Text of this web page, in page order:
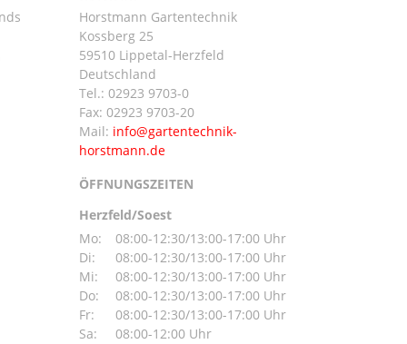
Horstmann Gartentechnik
Kossberg 25
59510 Lippetal-Herzfeld
Deutschland
Tel.: 02923 9703-0
Fax: 02923 9703-20
Mail:
ÖFFNUNGSZEITEN
Herzfeld/Soest
Mo:
08:00-12:30/13:00-17:00 Uhr
Di:
08:00-12:30/13:00-17:00 Uhr
Mi:
08:00-12:30/13:00-17:00 Uhr
Do:
08:00-12:30/13:00-17:00 Uhr
Fr:
08:00-12:30/13:00-17:00 Uhr
Sa:
08:00-12:00 Uhr